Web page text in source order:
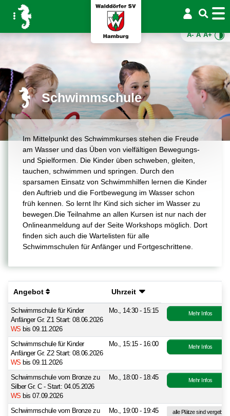
A- A A+
Schwimmschule
Im Mittelpunkt des Schwimmkurses stehen die Freude
am Wasser und das Üben von vielfältigen Bewegungs-
und Spielformen. Die Kinder üben schweben, gleiten,
tauchen, schwimmen und springen. Durch den
sparsamen Einsatz von Schwimmhilfen lernen die Kinder
den Auftrieb und die Fortbewegung im Wasser schon
früh kennen. So lernt Ihr Kind sich sicher im Wasser zu
bewegen.Die Teilnahme an allen Kursen ist nur nach der
Onlineanmeldung auf der Seite Workshops möglich. Dort
finden sich auch die Wartelisten für alle
Schwimmschulen für Anfänger und Fortgeschrittene.
Angebot Uhrzeit
Schwimmschule für Kinder
Anfänger Gr. Z1 Start: 08.06.2026
WS bis 09.11.2026
Mo., 14:30 - 15:15 Mehr Infos
Schwimmschule für Kinder
Anfänger Gr. Z2 Start: 08.06.2026
WS bis 09.11.2026
Mo., 15:15 - 16:00 Mehr Infos
Schwimmschule vom Bronze zu
Silber Gr. C - Start: 04.05.2026
WS bis 07.09.2026
Mo., 18:00 - 18:45 Mehr Infos
Schwimmschule vom Bronze zu
Mo., 19:00 - 19:45 alle Plätze sind vergeben